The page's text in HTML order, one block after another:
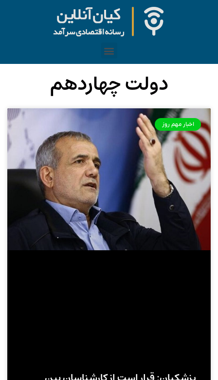
دولت چهاردهم
اخبار مهم روز